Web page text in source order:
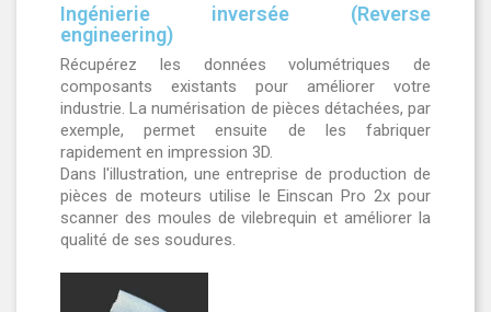
Ingénierie inversée (Reverse
engineering)
Récupérez les données volumétriques de
composants existants pour améliorer votre
industrie. La numérisation de pièces détachées, par
exemple, permet ensuite de les fabriquer
rapidement en impression 3D.
Dans l'illustration, une entreprise de production de
pièces de moteurs utilise le Einscan Pro 2x pour
scanner des moules de vilebrequin et améliorer la
qualité de ses soudures.